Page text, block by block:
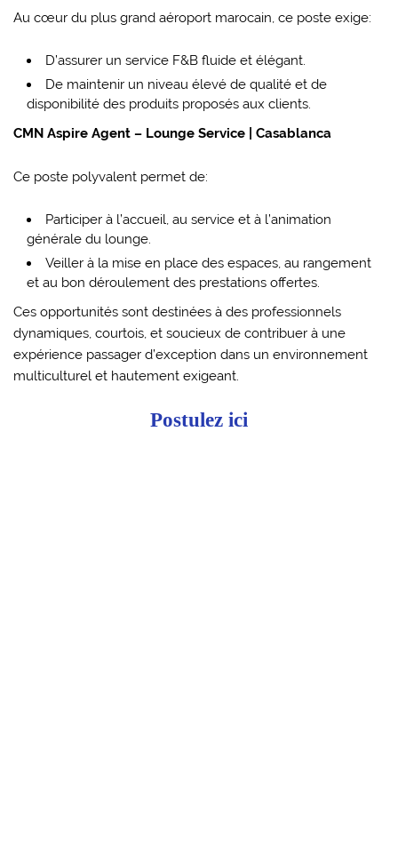
Au cœur du plus grand aéroport marocain, ce poste exige:
D’assurer un service F&B fluide et élégant.
De maintenir un niveau élevé de qualité et de
disponibilité des produits proposés aux clients.
CMN Aspire Agent – Lounge Service | Casablanca
Ce poste polyvalent permet de:
Participer à l’accueil, au service et à l’animation
générale du lounge.
Veiller à la mise en place des espaces, au rangement
et au bon déroulement des prestations offertes.
Ces opportunités sont destinées à des professionnels
dynamiques, courtois, et soucieux de contribuer à une
expérience passager d’exception dans un environnement
multiculturel et hautement exigeant.
Postulez ici